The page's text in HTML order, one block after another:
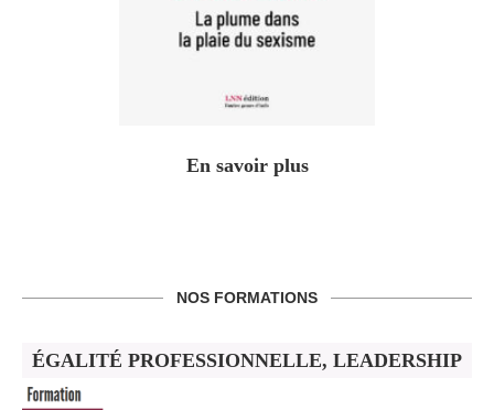
En savoir plus
NOS FORMATIONS
ÉGALITÉ PROFESSIONNELLE, LEADERSHIP